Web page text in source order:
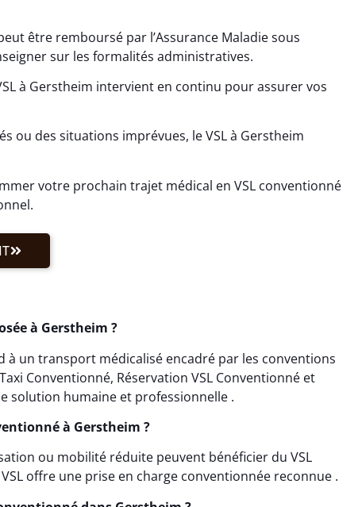
être remboursé par l’Assurance Maladie sous
sur les formalités administratives.
à Gerstheim intervient en continu pour assurer vos
ou des situations imprévues, le VSL à Gerstheim
votre prochain trajet médical en VSL conventionné
à Gerstheim ?
à un transport médicalisé encadré par les conventions
Conventionné, Réservation VSL Conventionné et
solution humaine et professionnelle .
à Gerstheim ?
ou mobilité réduite peuvent bénéficier du VSL
offre une prise en charge conventionnée reconnue .